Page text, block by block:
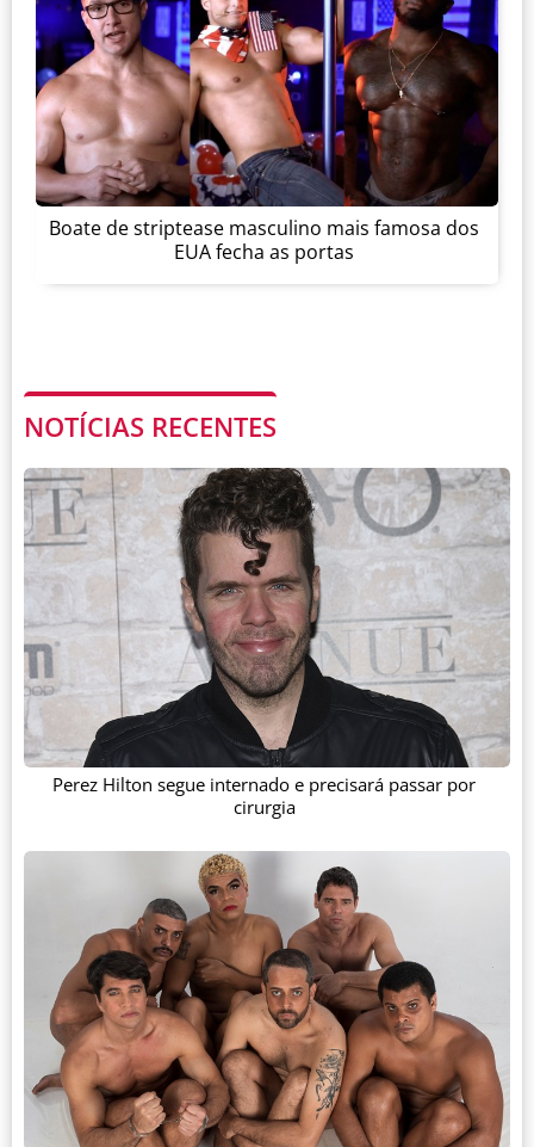
Boate de striptease masculino mais famosa dos
EUA fecha as portas
NOTÍCIAS RECENTES
Perez Hilton segue internado e precisará passar por
cirurgia